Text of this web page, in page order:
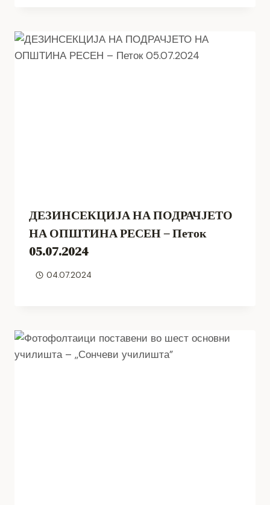
ДЕЗИНСЕКЦИЈА НА ПОДРАЧЈЕТО
НА ОПШТИНА РЕСЕН – Петок
05.07.2024
04.07.2024